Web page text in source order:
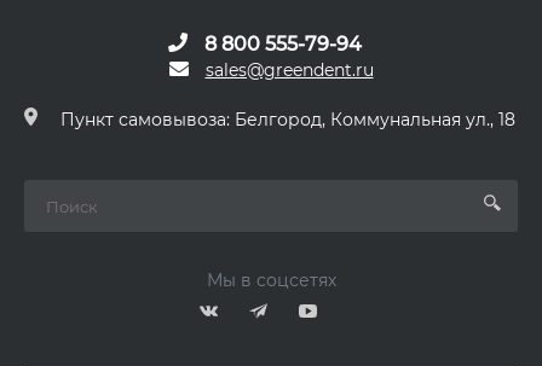
8 800 555-79-94
sales@greendent.ru
Пункт самовывоза: Белгород, Коммунальная ул., 18
Мы в соцсетях